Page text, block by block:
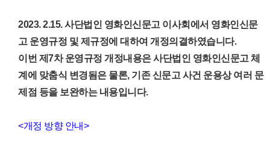
2023. 2.15. 사단법인 영화인신문고 이사회에서 영화인신문
고 운영규정 및 제규정에 대하여 개정의결하였습니다.
이번 제7차 운영규정 개정내용은 사단법인 영화인신문고 체
계에 맞춤식 변경됨은 물론, 기존 신문고 사건 운용상 여러 문
제점 등을 보완하는 내용입니다.
<개정 방향 안내>